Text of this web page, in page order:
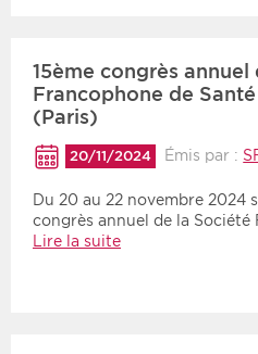
15ème congrès annuel
Francophone de
(Paris)
20/11/2024 Émis par :
Du 20 au 22 novembre 2024
congrès annuel de la Société
Lire la suite